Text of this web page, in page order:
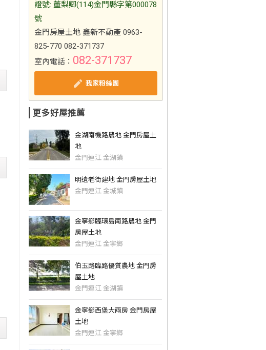
證號: 董梨卿(114)金門縣字第000078
號
金門房屋土地 鑫新不動產 0963-
825-770 082-371737
室內電話： 082-371737
我家粉絲團
更多好屋推薦
金湖南機路農地 金門房屋土
地
金門連江 金湖鎮
明遺老街建地 金門房屋土地
金門連江 金城鎮
金寧鄉臨環島南路農地 金門
房屋土地
金門連江 金寧鄉
伯玉路臨路優質農地 金門房
屋土地
金門連江 金湖鎮
金寧鄉西堡大兩房 金門房屋
土地
金門連江 金寧鄉